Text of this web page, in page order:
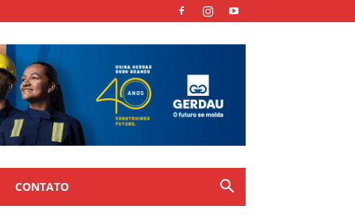
CONTATO